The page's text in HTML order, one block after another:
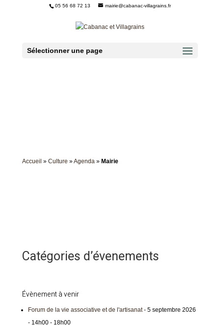
05 56 68 72 13 mairie@cabanac-villagrains.fr
Sélectionner une page
Accueil » Culture »Agenda» Mairie
Catégories d’évenements
Évènement à venir
Forum de la vie associative et de l'artisanat- 5 septembre 2026
- 14h00 - 18h00